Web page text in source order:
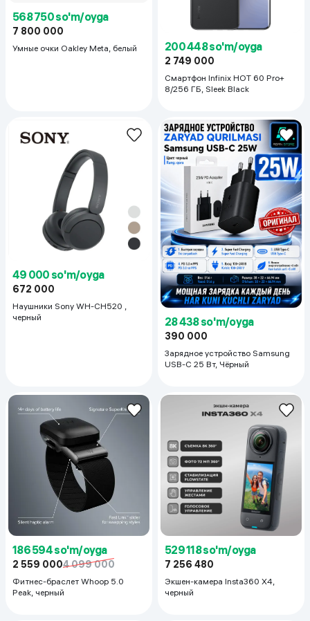
568 750 so'm/oyga
7 800 000
Умные очки Oakley Meta, белый 200 448 so'm/oyga
2 749 000
Смартфон Infinix HOT 60 Pro+
8/256 ГБ, Sleek Black
49 000 so'm/oyga
672 000
Наушники Sony WH-CH520 ,
черный
28 438 so'm/oyga
390 000
Зарядное устройство Samsung
USB-C 25 Вт, Чёрный
186 594 so'm/oyga
2 559 0004 099 000
Фитнес-браслет Whoop 5.0
Peak, черный
529 118 so'm/oyga
7 256 480
Экшен-камера Insta360 X4,
черный